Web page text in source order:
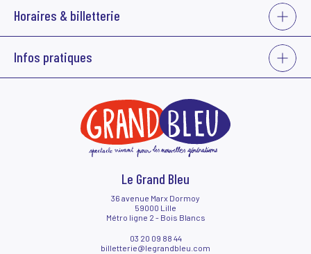
Horaires & billetterie
VOIR
PLUS
• du mardi au jeudi de 14h à 18h
• 1h avant les représentations
Venir au Grand Bleu
Contactez-nous !
Infos pratiques
VOIR
PLUS
pour être confirmées. Aucun remboursement ne pourra être effectué.
Bar et restauration
Le hall du Grand Bleu
Le Grand Bleu
36 avenue Marx Dormoy
59000 Lille
Métro ligne 2 - Bois Blancs
03 20 09 88 44
billetterie@legrandbleu.com